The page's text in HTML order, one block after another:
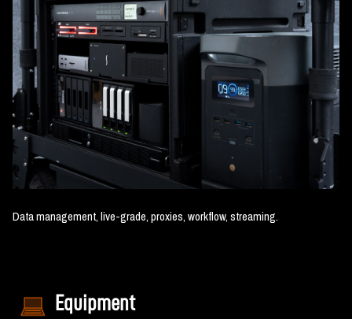
Data management, live-grade, proxies, workflow, streaming.
Equipment